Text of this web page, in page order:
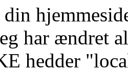
har ændret
hedder